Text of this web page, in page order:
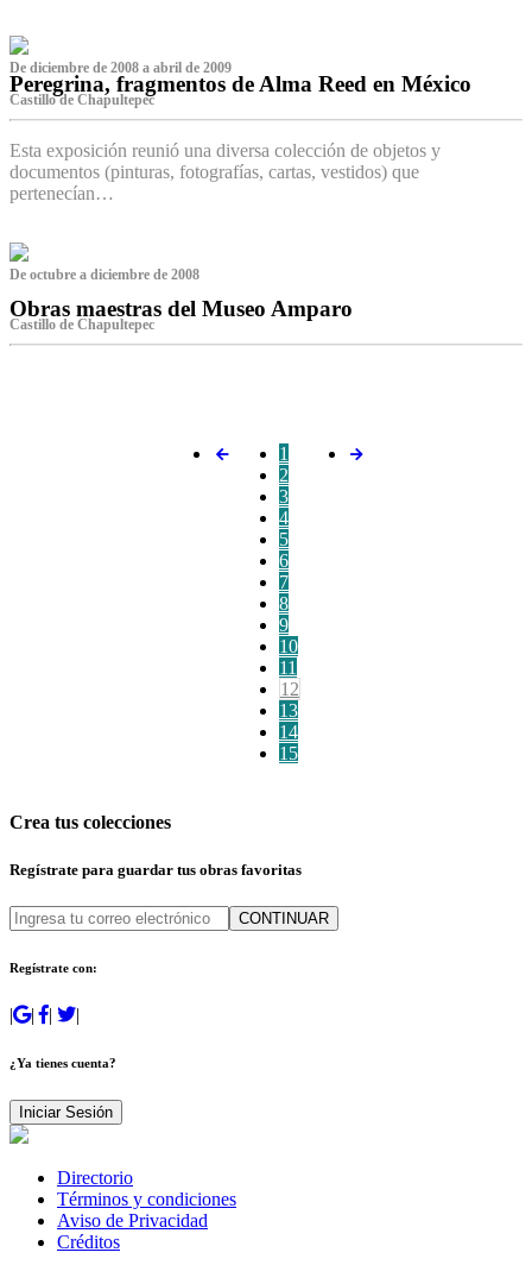
De diciembre de 2008 a abril de 2009
Peregrina, fragmentos de Alma Reed en México
Castillo de Chapultepec
Esta exposición reunió una diversa colección de objetos y
documentos (pinturas, fotografías, cartas, vestidos) que
pertenecían…
De octubre a diciembre de 2008
Obras maestras del Museo Amparo
Castillo de Chapultepec
1
2
3
4
5
6
7
8
9
10
11
12
13
14
15
Crea tus colecciones
Regístrate para guardar tus obras favoritas
CONTINUAR
Regístrate con:
| | | |
¿Ya tienes cuenta?
Iniciar Sesión
Directorio
Términos y condiciones
Aviso de Privacidad
Créditos